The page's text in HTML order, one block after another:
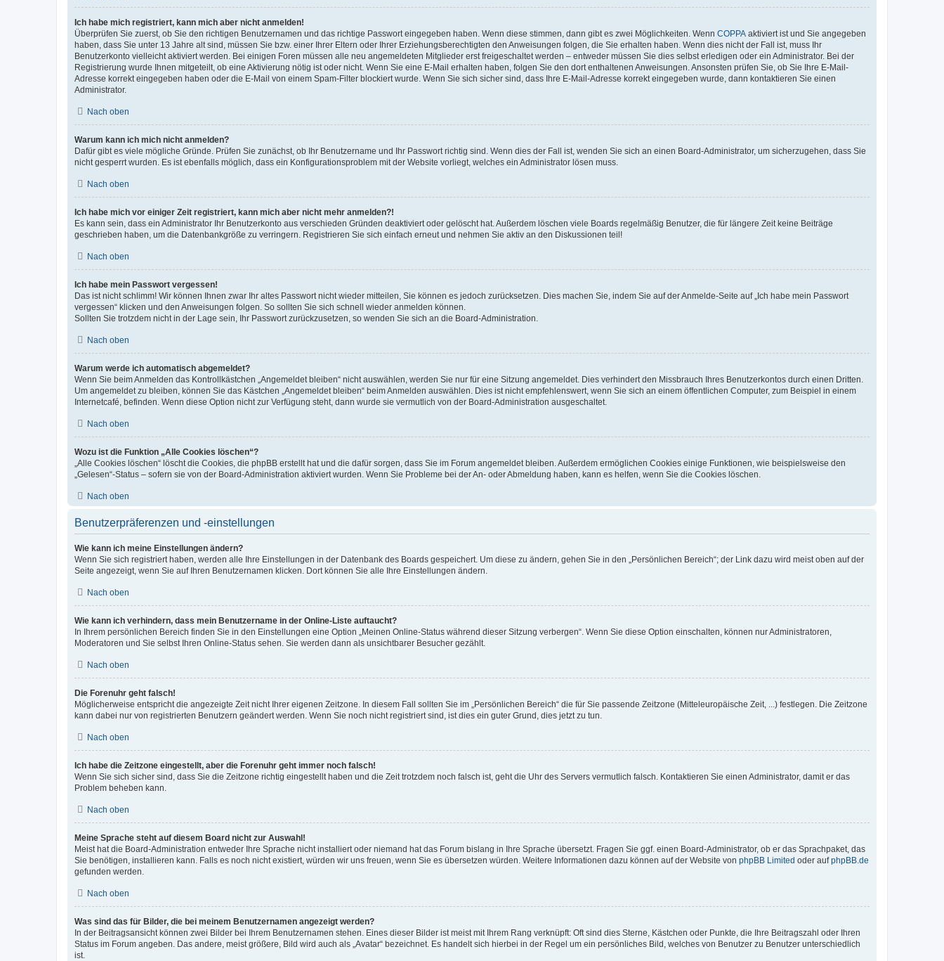
Ich habe mich registriert, kann mich aber nicht anmelden!
Überprüfen Sie zuerst, ob Sie den richtigen Benutzernamen und das richtige Passwort eingegeben haben. Wenn diese stimmen, dann gibt es zwei Möglichkeiten. Wenn COPPA aktiviert ist und Sie angegeben
haben, dass Sie unter 13 Jahre alt sind, müssen Sie bzw. einer Ihrer Eltern oder Ihrer Erziehungsberechtigten den Anweisungen folgen, die Sie erhalten haben. Wenn dies nicht der Fall ist, muss Ihr
Benutzerkonto vielleicht aktiviert werden. Bei einigen Foren müssen alle neu angemeldeten Mitglieder erst freigeschaltet werden – entweder müssen Sie dies selbst erledigen oder ein Administrator. Bei der
Registrierung wurde Ihnen mitgeteilt, ob eine Aktivierung nötig ist oder nicht. Wenn Sie eine E-Mail erhalten haben, folgen Sie den dort enthaltenen Anweisungen. Ansonsten prüfen Sie, ob Sie Ihre E-Mail-
Adresse korrekt eingegeben haben oder die E-Mail von einem Spam-Filter blockiert wurde. Wenn Sie sich sicher sind, dass Ihre E-Mail-Adresse korrekt eingegeben wurde, dann kontaktieren Sie einen
Administrator.
Nach oben
Warum kann ich mich nicht anmelden?
Dafür gibt es viele mögliche Gründe. Prüfen Sie zunächst, ob Ihr Benutzername und Ihr Passwort richtig sind. Wenn dies der Fall ist, wenden Sie sich an einen Board-Administrator, um sicherzugehen, dass Sie
nicht gesperrt wurden. Es ist ebenfalls möglich, dass ein Konfigurationsproblem mit der Website vorliegt, welches ein Administrator lösen muss.
Nach oben
Ich habe mich vor einiger Zeit registriert, kann mich aber nicht mehr anmelden?!
Es kann sein, dass ein Administrator Ihr Benutzerkonto aus verschieden Gründen deaktiviert oder gelöscht hat. Außerdem löschen viele Boards regelmäßig Benutzer, die für längere Zeit keine Beiträge
geschrieben haben, um die Datenbankgröße zu verringern. Registrieren Sie sich einfach erneut und nehmen Sie aktiv an den Diskussionen teil!
Nach oben
Ich habe mein Passwort vergessen!
Das ist nicht schlimm! Wir können Ihnen zwar Ihr altes Passwort nicht wieder mitteilen, Sie können es jedoch zurücksetzen. Dies machen Sie, indem Sie auf der Anmelde-Seite auf „Ich habe mein Passwort
vergessen“ klicken und den Anweisungen folgen. So sollten Sie sich schnell wieder anmelden können.
Sollten Sie trotzdem nicht in der Lage sein, Ihr Passwort zurückzusetzen, so wenden Sie sich an die Board-Administration.
Nach oben
Warum werde ich automatisch abgemeldet?
Wenn Sie beim Anmelden das Kontrollkästchen „Angemeldet bleiben“ nicht auswählen, werden Sie nur für eine Sitzung angemeldet. Dies verhindert den Missbrauch Ihres Benutzerkontos durch einen Dritten.
Um angemeldet zu bleiben, können Sie das Kästchen „Angemeldet bleiben“ beim Anmelden auswählen. Dies ist nicht empfehlenswert, wenn Sie sich an einem öffentlichen Computer, zum Beispiel in einem
Internetcafé, befinden. Wenn diese Option nicht zur Verfügung steht, dann wurde sie vermutlich von der Board-Administration ausgeschaltet.
Nach oben
Wozu ist die Funktion „Alle Cookies löschen“?
„Alle Cookies löschen“ löscht die Cookies, die phpBB erstellt hat und die dafür sorgen, dass Sie im Forum angemeldet bleiben. Außerdem ermöglichen Cookies einige Funktionen, wie beispielsweise den
„Gelesen“-Status – sofern sie von der Board-Administration aktiviert wurden. Wenn Sie Probleme bei der An- oder Abmeldung haben, kann es helfen, wenn Sie die Cookies löschen.
Nach oben
Benutzerpräferenzen und -einstellungen
Wie kann ich meine Einstellungen ändern?
Wenn Sie sich registriert haben, werden alle Ihre Einstellungen in der Datenbank des Boards gespeichert. Um diese zu ändern, gehen Sie in den „Persönlichen Bereich“; der Link dazu wird meist oben auf der
Seite angezeigt, wenn Sie auf Ihren Benutzernamen klicken. Dort können Sie alle Ihre Einstellungen ändern.
Nach oben
Wie kann ich verhindern, dass mein Benutzername in der Online-Liste auftaucht?
In Ihrem persönlichen Bereich finden Sie in den Einstellungen eine Option „Meinen Online-Status während dieser Sitzung verbergen“. Wenn Sie diese Option einschalten, können nur Administratoren,
Moderatoren und Sie selbst Ihren Online-Status sehen. Sie werden dann als unsichtbarer Besucher gezählt.
Nach oben
Die Forenuhr geht falsch!
Möglicherweise entspricht die angezeigte Zeit nicht Ihrer eigenen Zeitzone. In diesem Fall sollten Sie im „Persönlichen Bereich“ die für Sie passende Zeitzone (Mitteleuropäische Zeit, ...) festlegen. Die Zeitzone
kann dabei nur von registrierten Benutzern geändert werden. Wenn Sie noch nicht registriert sind, ist dies ein guter Grund, dies jetzt zu tun.
Nach oben
Ich habe die Zeitzone eingestellt, aber die Forenuhr geht immer noch falsch!
Wenn Sie sich sicher sind, dass Sie die Zeitzone richtig eingestellt haben und die Zeit trotzdem noch falsch ist, geht die Uhr des Servers vermutlich falsch. Kontaktieren Sie einen Administrator, damit er das
Problem beheben kann.
Nach oben
Meine Sprache steht auf diesem Board nicht zur Auswahl!
Meist hat die Board-Administration entweder Ihre Sprache nicht installiert oder niemand hat das Forum bislang in Ihre Sprache übersetzt. Fragen Sie ggf. einen Board-Administrator, ob er das Sprachpaket, das
Sie benötigen, installieren kann. Falls es noch nicht existiert, würden wir uns freuen, wenn Sie es übersetzen würden. Weitere Informationen dazu können auf der Website von phpBB Limited oder aufphpBB.de
gefunden werden.
Nach oben
Was sind das für Bilder, die bei meinem Benutzernamen angezeigt werden?
In der Beitragsansicht können zwei Bilder bei Ihrem Benutzernamen stehen. Eines dieser Bilder ist meist mit Ihrem Rang verknüpft: Oft sind dies Sterne, Kästchen oder Punkte, die Ihre Beitragszahl oder Ihren
Status im Forum angeben. Das andere, meist größere, Bild wird auch als „Avatar“ bezeichnet. Es handelt sich hierbei in der Regel um ein persönliches Bild, welches von Benutzer zu Benutzer unterschiedlich
ist.